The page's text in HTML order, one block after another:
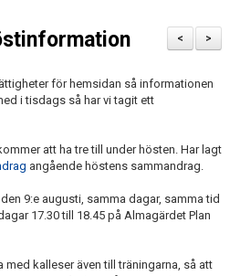
>
<
för hemsidan så informationen
i tisdags så har vi tagit ett
att ha tre till under hösten. Har lagt
angående höstens sammandrag.
9:e augusti, samma dagar, samma tid
17.30 till 18.45 på Almagärdet Plan
kalleser även till träningarna, så att